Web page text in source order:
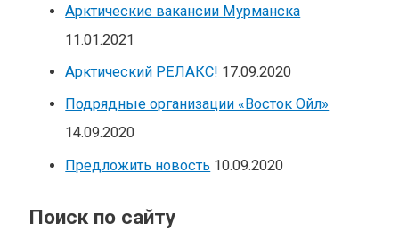
Арктические вакансии Мурманска
11.01.2021
Арктический РЕЛАКС! 17.09.2020
Подрядные организации «Восток Ойл»
14.09.2020
Предложить новость 10.09.2020
Поиск по сайту